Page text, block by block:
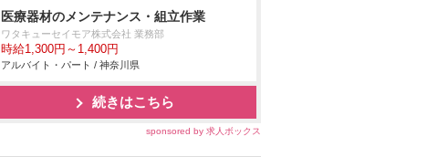
医療器材のメンテナンス・組立作業
ワタキューセイモア株式会社 業務部
時給1,300円～1,400円
アルバイト・パート / 神奈川県
続きはこちら
sponsored by 求人ボックス